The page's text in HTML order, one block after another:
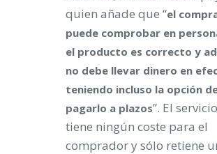
quien añade que “el
puede comprobar en
el producto es correcto y
no debe llevar dinero en
teniendo incluso la opción
pagarlo a plazos”. El
tiene ningún coste para el
comprador y sólo retiene